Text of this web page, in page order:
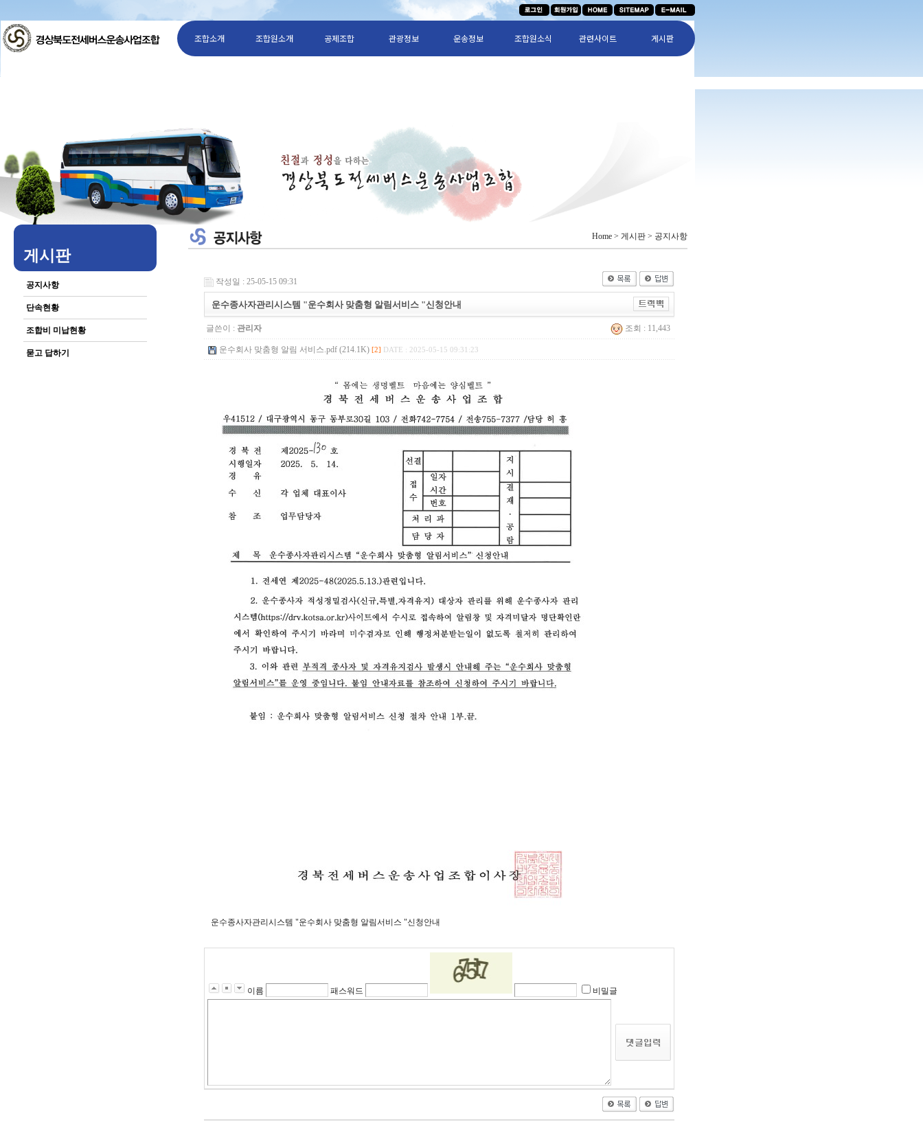
조합소개 조합원소개 공제조합 관광정보 운송정보 조합원소식 관련사이트 게시판
게시판
공지사항
단속현황
조합비 미납현황
묻고 답하기
Home > 게시판 > 공지사항
작성일 : 25-05-15 09:31
운수종사자관리시스템 "운수회사 맞춤형 알림서비스 "신청안내
글쓴이 : 관리자 조회 : 11,443
운수회사 맞춤형 알림 서비스.pdf (214.1K) [2] DATE : 2025-05-15 09:31:23
운수종사자관리시스템 "운수회사 맞춤형 알림서비스 "신청안내
이름 패스워드 비밀글